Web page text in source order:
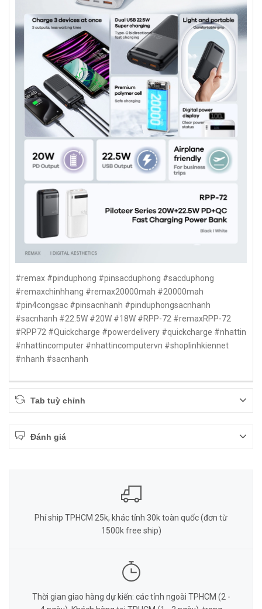
#remax #pinduphong #pinsacduphong #sacduphong
#remaxchinhhang #remax20000mah #20000mah
#pin4congsac #pinsacnhanh #pinduphongsacnhanh
#sacnhanh #22.5W #20W #18W #RPP-72 #remaxRPP-72
#RPP72 #Quickcharge #powerdelivery #quickcharge #nhattin
#nhattincomputer #nhattincomputervn #shoplinhkiennet
#nhanh #sacnhanh
Tab tuỳ chỉnh
Đánh giá
Phí ship TPHCM 25k, khác tỉnh 30k toàn quốc (đơn từ
1500k free ship)
Thời gian giao hàng dự kiến: các tỉnh ngoài TPHCM (2 -